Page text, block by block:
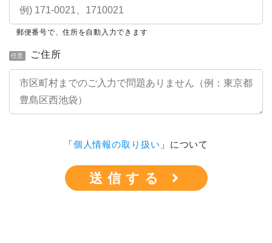
郵便番号で、住所を自動入力できます
任意 ご住所
「個人情報の取り扱い 」について